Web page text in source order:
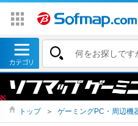
トップ ＞ ゲーミングPC・周辺機